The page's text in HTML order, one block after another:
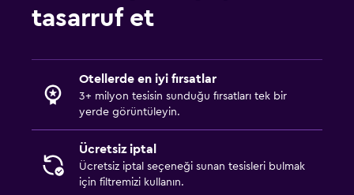
tasarruf et
Otellerde en iyi fırsatlar
3+ milyon tesisin sunduğu fırsatları tek bir
yerde görüntüleyin.
Ücretsiz iptal
Ücretsiz iptal seçeneği sunan tesisleri bulmak
için filtremizi kullanın.